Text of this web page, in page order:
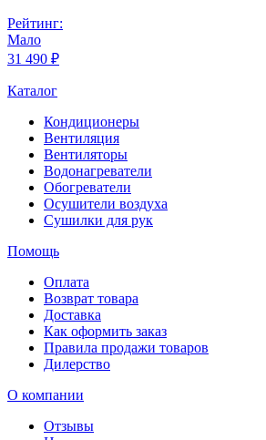
Рейтинг:
Мало
31 490 ₽
Каталог
Кондиционеры
Вентиляция
Вентиляторы
Водонагреватели
Обогреватели
Осушители воздуха
Сушилки для рук
Помощь
Оплата
Возврат товара
Доставка
Как оформить заказ
Правила продажи товаров
Дилерство
О компании
Отзывы